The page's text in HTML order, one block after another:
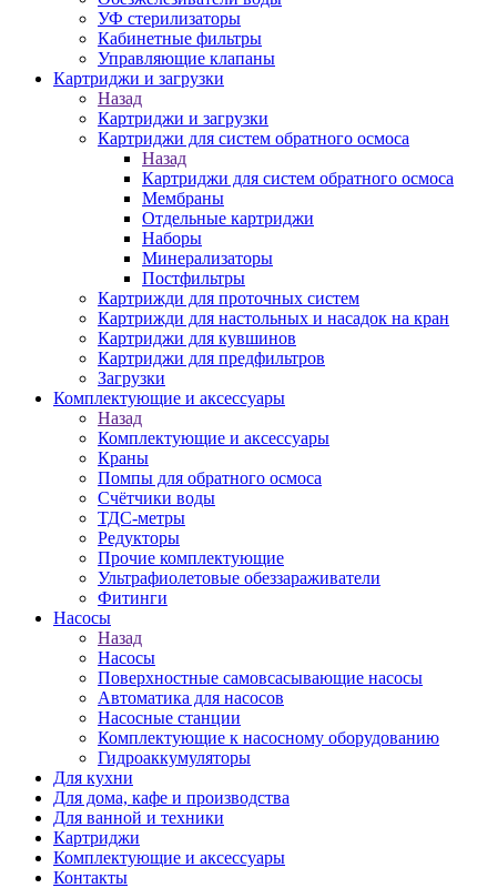
УФ стерилизаторы
Кабинетные фильтры
Управляющие клапаны
Картриджи и загрузки
Назад
Картриджи и загрузки
Картриджи для систем обратного осмоса
Назад
Картриджи для систем обратного осмоса
Мембраны
Отдельные картриджи
Наборы
Минерализаторы
Постфильтры
Картрижди для проточных систем
Картрижди для настольных и насадок на кран
Картриджи для кувшинов
Картриджи для предфильтров
Загрузки
Комплектующие и аксессуары
Назад
Комплектующие и аксессуары
Краны
Помпы для обратного осмоса
Счётчики воды
ТДС-метры
Редукторы
Прочие комплектующие
Ультрафиолетовые обеззараживатели
Фитинги
Насосы
Назад
Насосы
Поверхностные самовсасывающие насосы
Автоматика для насосов
Насосные станции
Комплектующие к насосному оборудованию
Гидроаккумуляторы
Для кухни
Для дома, кафе и производства
Для ванной и техники
Картриджи
Комплектующие и аксессуары
Контакты